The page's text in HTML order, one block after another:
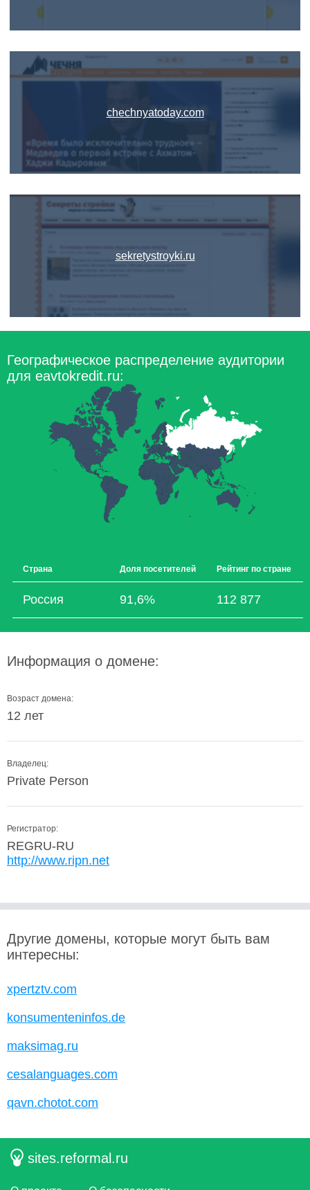
chechnyatoday.com
sekretystroyki.ru
Географическое распределение аудитории
для eavtokredit.ru:
Страна Доля посетителей Рейтинг по стране
Россия 91,6% 112 877
Информация о домене:
Возраст домена:
12 лет
Владелец:
Private Person
Регистратор:
REGRU-RU
http://www.ripn.net
Другие домены, которые могут быть вам
интересны:
xpertztv.com
konsumenteninfos.de
maksimag.ru
cesalanguages.com
qavn.chotot.com
sites.reformal.ru